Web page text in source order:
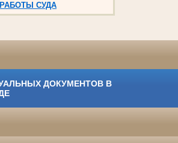
СУДА
ДОКУМЕНТОВ В